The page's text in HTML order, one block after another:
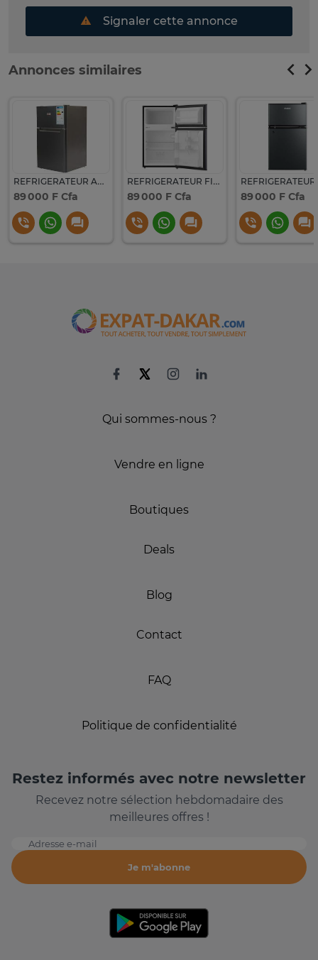
Signaler cette annonce
Annonces similaires
REFRIGERATEUR ASTECH BAR 2PORTES GRIS FP119SG
89 000 F Cfa
REFRIGERATEUR FINIX BAR 2PORTES GRIS
89 000 F Cfa 89 000 F Cfa
Qui sommes-nous ?
Vendre en ligne
Boutiques
Deals
Blog
Contact
FAQ
Politique de confidentialité
Restez informés avec notre newsletter
Recevez notre sélection hebdomadaire des
meilleures offres !
Adresse e-mail
Je m'abonne